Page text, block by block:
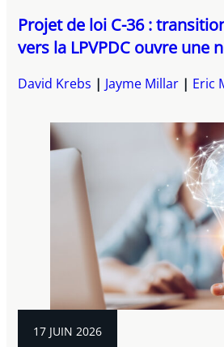
Projet de loi C-36 :
vers la LPVPDC ouvre une
David Krebs Jayme Millar Eric
17 JUIN 2026